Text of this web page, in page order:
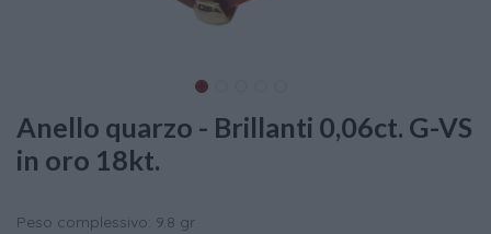
Anello quarzo - Brillanti 0,06ct. G-VS
in oro 18kt.
Peso complessivo: 9.8 gr